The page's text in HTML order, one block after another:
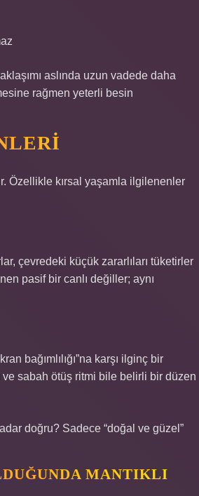
aslında uzun vadede daha
rağmen yeterli besin
Özellikle kırsal yaşamla ilgilenenler
çevredeki küçük zararlıları tüketirler
pasif bir canlı değiller; aynı
bağımlılığı”na karşı ilginç bir
ve sabah ötüş ritmi bile belirli bir düzen
doğru? Sadece “doğal ve güzel”
MANTIKLI